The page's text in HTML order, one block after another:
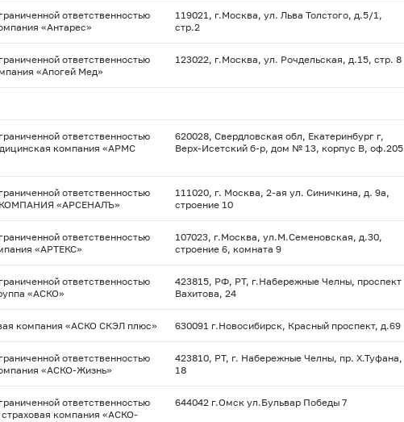
ответственностью
«Антарес»
119021, г.Москва, ул. Льва Толстого, д.5/1,
стр.2
ответственностью
«Апогей Мед»
123022, г.Москва, ул. Рочдельская, д.15, стр. 8
ответственностью
компания «АРМС
620028, Свердловская обл, Екатеринбург г,
Верх-Исетский б-р, дом № 13, корпус В, оф.205
ответственностью
«АРСЕНАЛЪ»
111020, г. Москва, 2-ая ул. Синичкина, д. 9а,
строение 10
ответственностью
«АРТЕКС»
107023, г.Москва, ул.М.Семеновская, д.30,
строение 6, комната 9
ответственностью
«АСКО»
423815, РФ, РТ, г.Набережные Челны, проспект
Вахитова, 24
компания «АСКО СКЭЛ плюс» 630091 г.Новосибирск, Красный проспект, д.69
ответственностью
«АСКО-Жизнь»
423810, РТ, г. Набережные Челны, пр. Х.Туфана,
18
ответственностью
компания «АСКО-
644042 г.Омск ул.Бульвар Победы 7